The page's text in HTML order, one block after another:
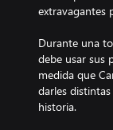
extravagantes
Durante una
debe usar sus
medida que
darles
historia.